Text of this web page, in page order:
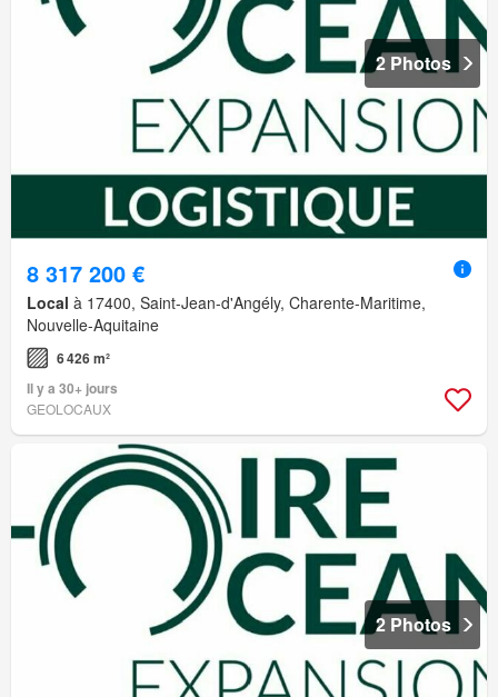
2 Photos
8 317 200 €
Local à 17400, Saint-Jean-d'Angély, Charente-Maritime,
Nouvelle-Aquitaine
6 426 m²
Il y a 30+ jours
GEOLOCAUX
2 Photos